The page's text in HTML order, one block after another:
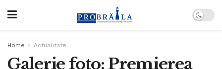
Home Actualitate
Galerie foto: Premierea